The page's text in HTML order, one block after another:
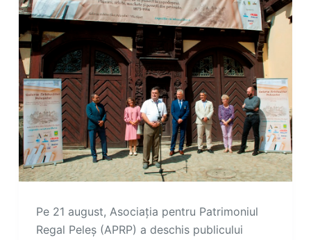
Pe 21 august, Asociația pentru Patrimoniul
Regal Peleș (APRP) a deschis publicului